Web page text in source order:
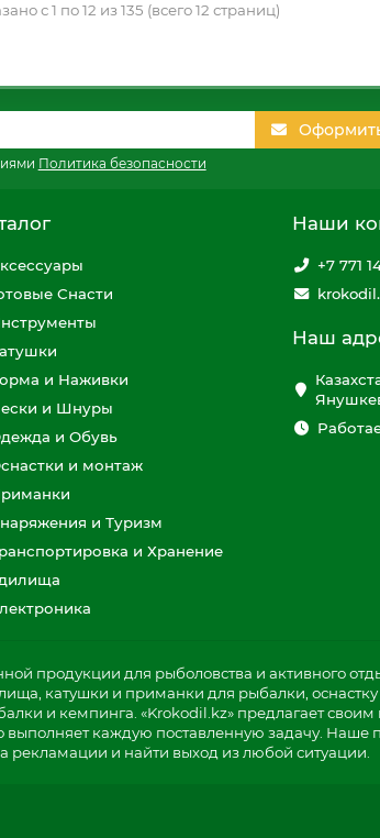
с 1 по 12 из 135 (всего 12 страниц)
Политика безопасности
Снасти
и Наживки
и Шнуры
и Обувь
и монтаж
и Туризм
и Хранение
Наши
+7 771
Наш
продукции для рыболовства и активного
катушки и приманки для рыбалки, оснастку
и кемпинга. «Krokodil.kz» предлагает
каждую поставленную задачу. Наше
рекламации и найти выход из любой ситуации.